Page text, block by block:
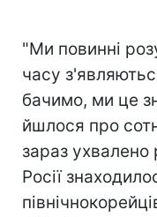
"Ми повинні
часу
бачимо, ми це
йшлося про
зараз ухвалено
Росії